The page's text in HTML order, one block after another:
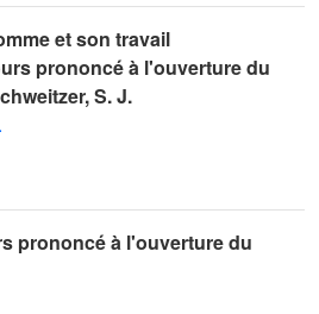
et son travail
prononcé à l'ouverture du
S. J.
prononcé à l'ouverture du